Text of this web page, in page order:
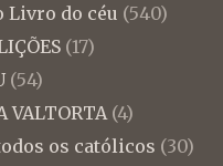
Livro do céu (540)
(17)
(54)
VALTORTA (4)
os católicos (30)